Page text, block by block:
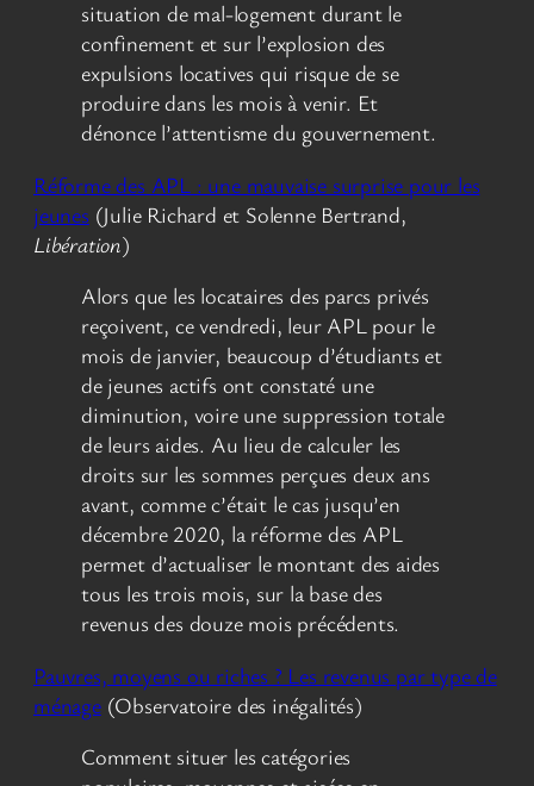
situation de mal-logement durant le
confinement et sur l’explosion des
expulsions locatives qui risque de se
produire dans les mois à venir. Et
dénonce l’attentisme du gouvernement.
Réforme des APL : une mauvaise surprise pour les
jeunes (Julie Richard et Solenne Bertrand,
Libération)
Alors que les locataires des parcs privés
reçoivent, ce vendredi, leur APL pour le
mois de janvier, beaucoup d’étudiants et
de jeunes actifs ont constaté une
diminution, voire une suppression totale
de leurs aides. Au lieu de calculer les
droits sur les sommes perçues deux ans
avant, comme c’était le cas jusqu’en
décembre 2020, la réforme des APL
permet d’actualiser le montant des aides
tous les trois mois, sur la base des
revenus des douze mois précédents.
Pauvres, moyens ou riches ? Les revenus par type de
ménage(Observatoire des inégalités)
Comment situer les catégories